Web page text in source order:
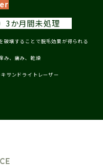
3か月間未処理
破壊することで脱毛効果が得られる
み、痛み、乾燥
サンドライトレーザー